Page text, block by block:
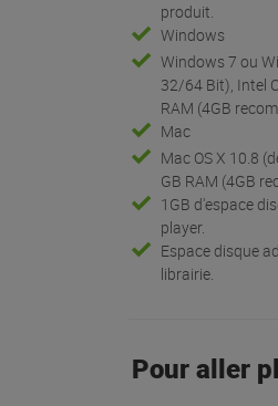
produit.
Windows
Windows 7 ou
32/64 Bit), Intel
RAM (4GB
Mac
Mac OS X 10.8
GB RAM (4GB
1GB d'espace
player.
Espace disque
librairie.
Pour aller